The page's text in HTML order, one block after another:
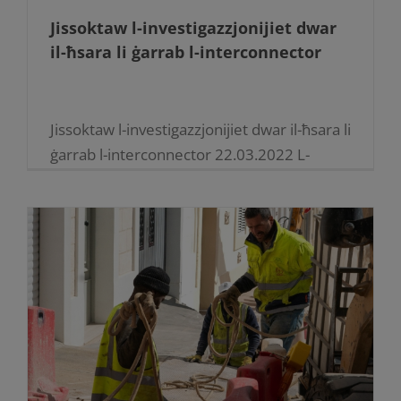
Jissoktaw l-investigazzjonijiet dwar
il-ħsara li ġarrab l-interconnector
Jissoktaw l-investigazzjonijiet dwar il-ħsara li
ġarrab l-interconnector 22.03.2022 L-
investigazzjonijiet dwar il-ħsara li ġarrab l-
interconnector bl-ankra tal-vapur Chem P.
L-ewwel spezzjoni mill-għaddasa uriet li l-
interconnector intlaqat mill-ankra fl-
inċident li [...]